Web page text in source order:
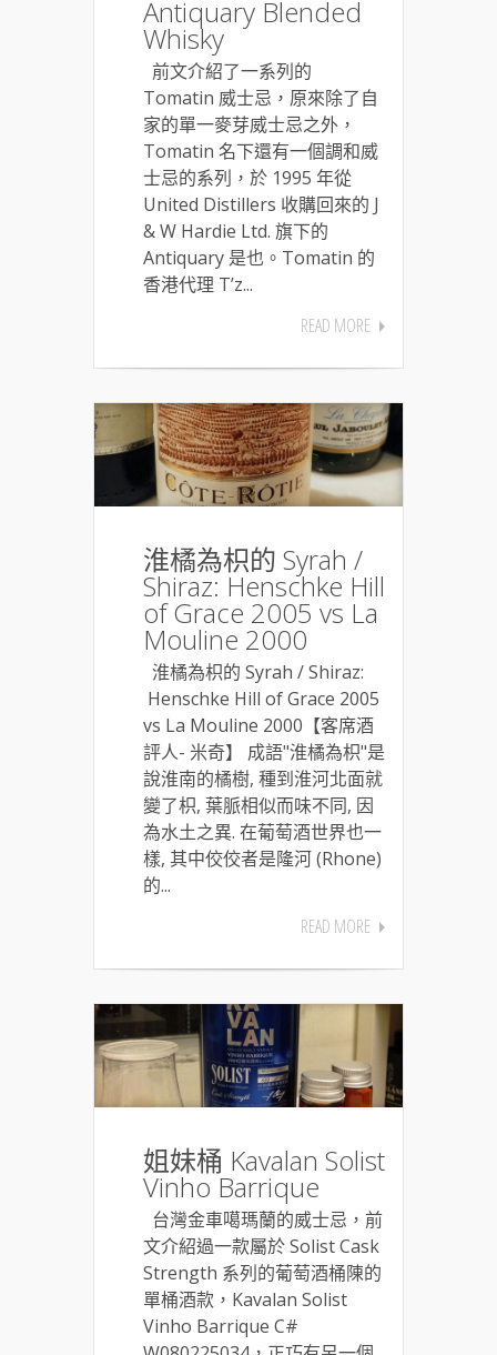
Antiquary Blended
Whisky
前文介紹了一系列的
Tomatin 威士忌，原來除了自
家的單一麥芽威士忌之外，
Tomatin 名下還有一個調和威
士忌的系列，於 1995 年從
United Distillers 收購回來的 J
& W Hardie Ltd. 旗下的
Antiquary 是也。Tomatin 的
香港代理 T’z...
READ MORE
淮橘為枳的 Syrah /
Shiraz: Henschke Hill
of Grace 2005 vs La
Mouline 2000
淮橘為枳的 Syrah / Shiraz:
Henschke Hill of Grace 2005
vs La Mouline 2000【客席酒
評人- 米奇】 成語"淮橘為枳"是
說淮南的橘樹, 種到淮河北面就
變了枳, 葉脈相似而味不同, 因
為水土之異. 在葡萄酒世界也一
樣, 其中佼佼者是隆河 (Rhone)
的...
READ MORE
姐妹桶 Kavalan Solist
Vinho Barrique
台灣金車噶瑪蘭的威士忌，前
文介紹過一款屬於 Solist Cask
Strength 系列的葡萄酒桶陳的
單桶酒款，Kavalan Solist
Vinho Barrique C#